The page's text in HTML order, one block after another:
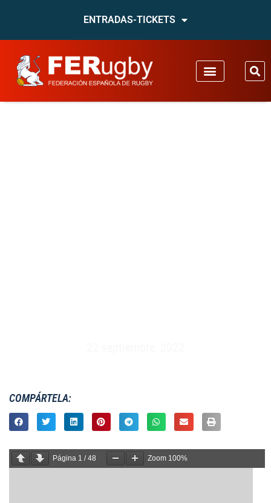
ENTRADAS-TICKETS
COMPÁRTELA:
Página 1 /48 Zoom 100%